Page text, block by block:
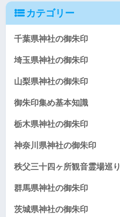
カテゴリー
千葉県神社の御朱印
埼玉県神社の御朱印
山梨県神社の御朱印
御朱印集め基本知識
栃木県神社の御朱印
神奈川県神社の御朱印
秩父三十四ヶ所観音霊場巡り
群馬県神社の御朱印
茨城県神社の御朱印